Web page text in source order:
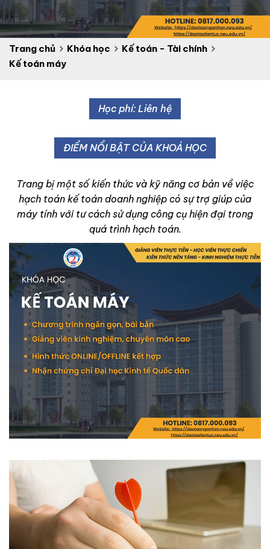
Trang chủ Khóa học
Kế toán - Tài chính
Kế toán máy
Học phí: Liên hệ
ĐIỂM NỔI BẬT CỦA KHOÁ HỌC
Trang bị một số kiến thức và kỹ năng cơ bản về việc
hạch toán kế toán doanh nghiệp có sự trợ giúp của
máy tính với tư cách sử dụng công cụ hiện đại trong
quá trình hạch toán.